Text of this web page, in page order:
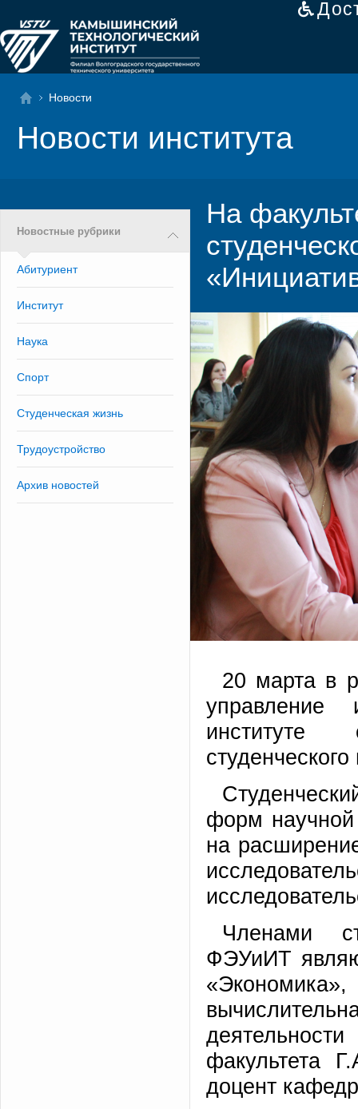
Новости
Новости института
Новостные рубрики
Абитуриент
Институт
Наука
Спорт
Студенческая жизнь
Трудоустройство
Архив новостей
На
20 марта в
управление
институте
форм научной
на
Членами
ФЭУиИТ
факультета
доцент